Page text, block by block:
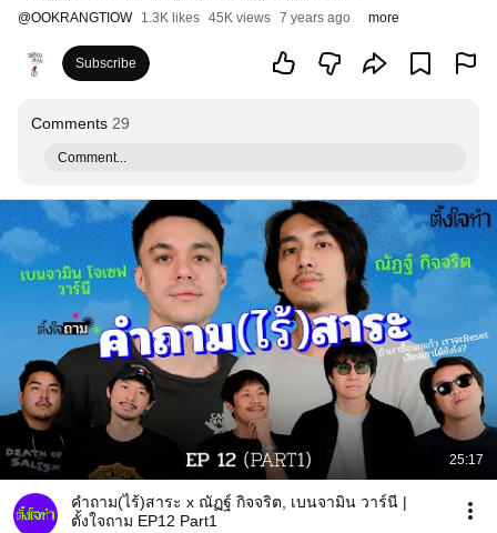
@OOKRANGTIOW 1.3K likes 45K views 7 years ago more
Subscribe
Comments 29
Comment...
25:17
คำถาม(ไร้)สาระ x ณัฏฐ์ กิจจริต, เบนจามิน วาร์นี |
ตั้งใจถาม EP12 Part1